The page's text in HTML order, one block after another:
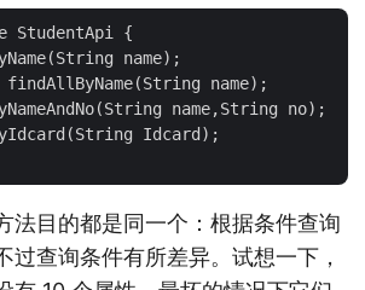
StudentApi {
name);
name);
name,String no);
Idcard);
法目的都是同一个：根据条件查询
过查询条件有所差异。试想一下，